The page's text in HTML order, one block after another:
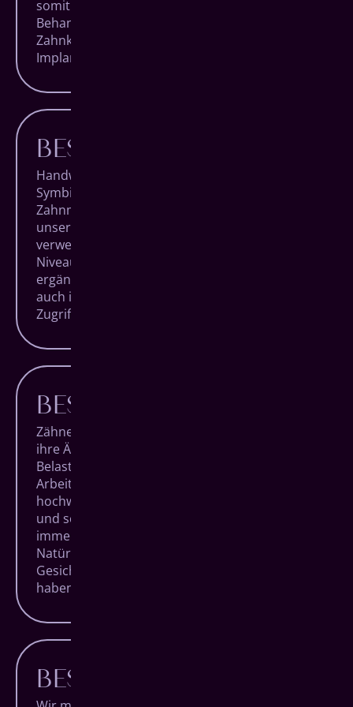
somit die bewährtesten und innovativsten
Behandlungsmethoden der Welt. Von der
Zahnkorrektur bis zum vollständigen
Implantat-System.
BESTE TECHNIK
Handwerk und Technologie in perfekter
Symbiose. Das zeichnet hochqualitative
Zahnmedizin aus. Das bedeutet, dass neben
unserer Expertise und Erfahrung auch die
verwendeten Geräte auf absolutem High End-
Niveau sind und unsere Handgriffe ideal
ergänzen, sowohl im Behandlungsraum als
auch im hauseigenen Dentallabor mit direktem
Zugriff auf millimetergenaue Fertigungen.
BESTE MATERIALIEN
Zähne sind einzigartig. Sowohl mit Blick auf
ihre Ästhetik als auch auf ihre hohe
Belastbarkeit. Bei jedem unserer
Arbeitsschritte verwenden wir daher nur die
hochwertigsten Materialien, um für langlebige
und schöne Ergebnisse zu sorgen. Und das
immer unter dem Aspekt der individuellen
Natürlichkeit jedes Patienten. Für strahlende
Gesichter, die lange Freude an ihren Zähnen
haben.
BESTE BERATUNG